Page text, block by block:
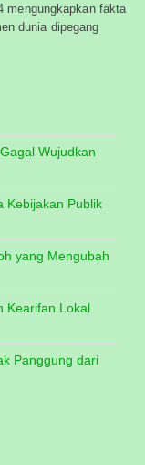
mengungkapkan fakta
dunia dipegang
Wujudkan
Kebijakan Publik
yang Mengubah
Kearifan Lokal
Panggung dari